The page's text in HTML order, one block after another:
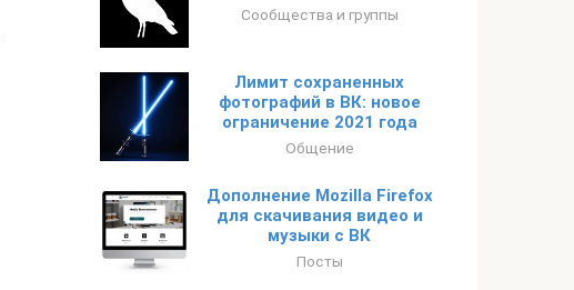
Сообщества и группы
Лимит сохраненных
фотографий в ВК: новое
ограничение 2021 года
Общение
Дополнение Mozilla Firefox
для скачивания видео и
музыки с ВК
Посты